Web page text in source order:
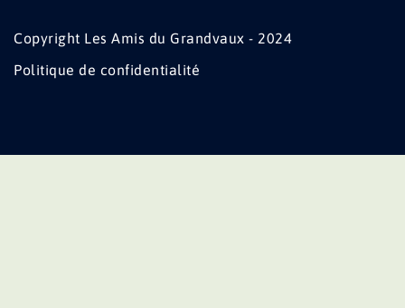
Copyright Les Amis du Grandvaux - 2024
Politique de confidentialité